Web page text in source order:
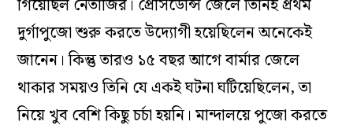
গিয়েছিল নেতাজির। প্রেসিডেন্সি জেলে তিনিই প্রথম
দুর্গাপুজো শুরু করতে উদ্যোগী হয়েছিলেন অনেকেই
জানেন। কিন্তু তারও ১৫ বছর আগে বার্মার জেলে
থাকার সময়ও তিনি যে একই ঘটনা ঘটিয়েছিলেন, তা
নিয়ে খুব বেশি কিছু চর্চা হয়নি। মান্দালয়ে পুজো করতে